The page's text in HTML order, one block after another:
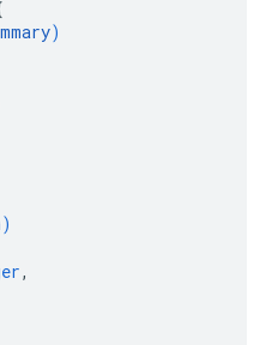
)
)
,